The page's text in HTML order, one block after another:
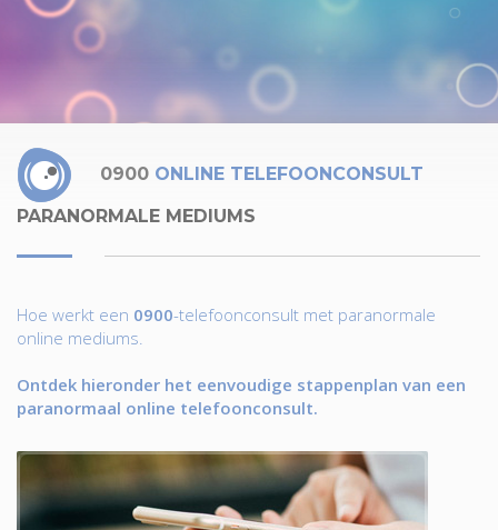
0900 ONLINE TELEFOONCONSULT
PARANORMALE MEDIUMS
Hoe werkt een 0900-telefoonconsult met paranormale
online mediums.
Ontdek hieronder het eenvoudige stappenplan van een
paranormaal online telefoonconsult.